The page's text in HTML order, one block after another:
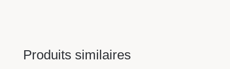
Produits similaires